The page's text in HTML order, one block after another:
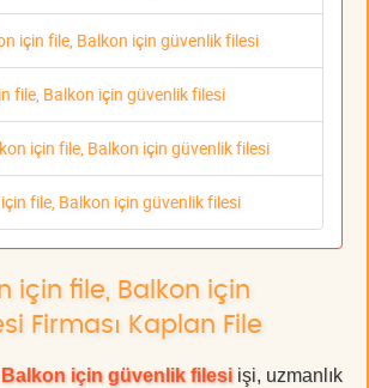
için file, Balkon için güvenlik filesi
file, Balkon için güvenlik filesi
için file, Balkon için güvenlik filesi
file, Balkon için güvenlik filesi
için file, Balkon için
Firması Kaplan File
için güvenlik filesi işi, uzmanlık